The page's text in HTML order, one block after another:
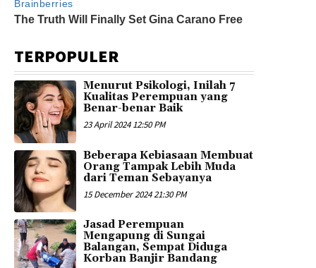
TERPOPULER
Menurut Psikologi, Inilah 7
Kualitas Perempuan yang
Benar-benar Baik
23 April 2024 12:50 PM
Beberapa Kebiasaan Membuat
Orang Tampak Lebih Muda
dari Teman Sebayanya
15 December 2024 21:30 PM
Jasad Perempuan
Mengapung di Sungai
Balangan, Sempat Diduga
Korban Banjir Bandang